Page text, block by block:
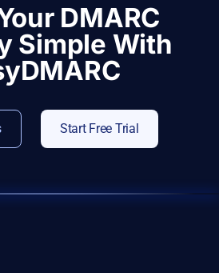
DMARC
Simple With
Start Free Trial